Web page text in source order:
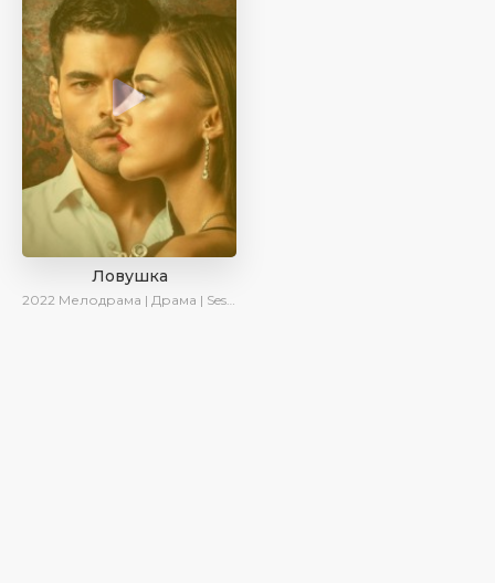
Ловушка
2022 Мелодрама | Драма | SesDizi | Ирина Котова